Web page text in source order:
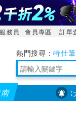
務員 會員專區 訂單
特仕
境量測 明緯
【PX大